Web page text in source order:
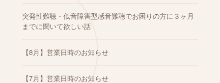
突発性難聴・低音障害型感音難聴でお困りの方に３ヶ月
までに聞いて欲しい話
【8月】営業日時のお知らせ
【7月】営業日時のお知らせ